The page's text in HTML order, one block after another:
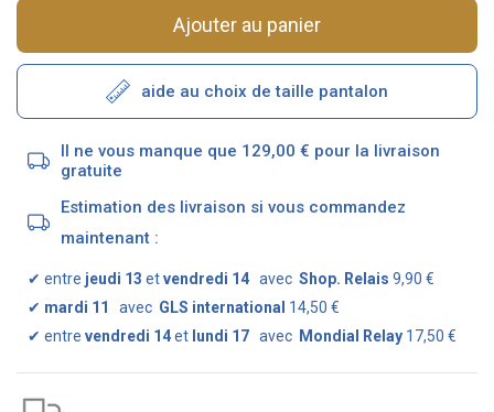
Ajouter au panier
aide au choix de taille pantalon
Il ne vous manque que 129,00 € pour la livraison
gratuite
Estimation des livraison si vous commandez
maintenant :
✔ entre jeudi 13 etvendredi 14 avec Shop. Relais 9,90 €
✔ mardi 11 avec GLS international 14,50 €
✔ entre vendredi 14et lundi 17 avec Mondial Relay 17,50 €